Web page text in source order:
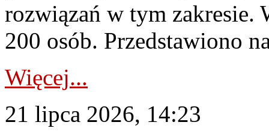
rozwiązań w tym zakresie.
200 osób. Przedstawiono
Więcej...
21 lipca 2026, 14:23